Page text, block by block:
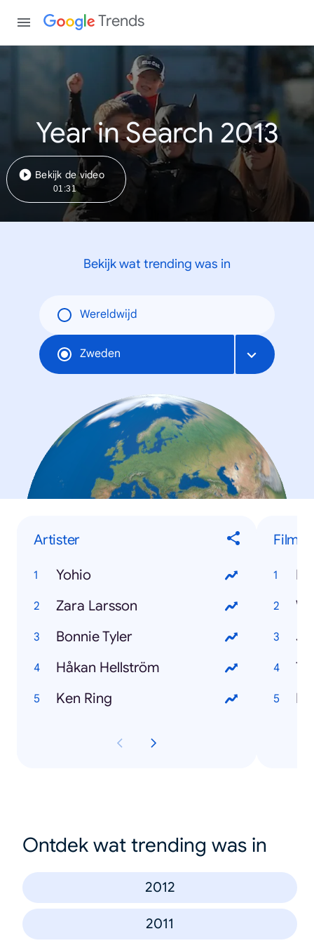
Trends
Year in Search 2013
Bekijk de video
01:31
Bekijk wat trending was in
Wereldwijd
Zweden
Artister
Yohio
Zara Larsson
Bonnie Tyler
Håkan Hellström
Ken Ring
Film
Ontdek wat trending was in
2012
2011